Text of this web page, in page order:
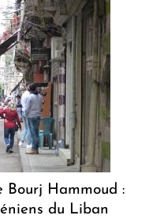
Bourj Hammoud :
du Liban